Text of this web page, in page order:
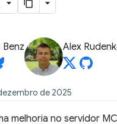
Alex
de 2025
melhoria no servidor